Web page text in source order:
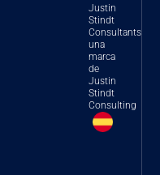
implicaciones y
orientación
estratégica
para las
empresas
farmacéuticas
Justin
Stindt
Consultants
una
marca
de
Justin
Stindt
Consulting